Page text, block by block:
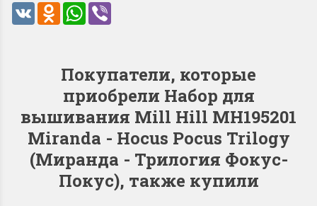
отличном состоянии.
Ларина Евгения
1 апреля 2026 14:55
Красивый
Очень красивый
комплектация
Ларина
VK Odnoklassniki
WhatsApp
Покупатели, которые
приобрели Набор для
вышивания Mill Hill MH195201
Miranda - Hocus Pocus Trilogy
(Миранда - Трилогия Фокус-
Покус), также купили